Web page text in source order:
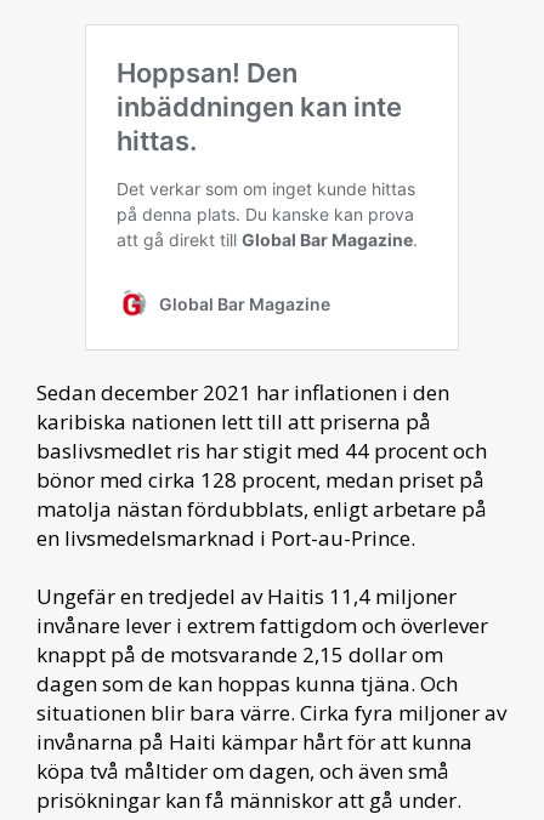
Sedan december 2021 har inflationen i den
karibiska nationen lett till att priserna på
baslivsmedlet ris har stigit med 44 procent och
bönor med cirka 128 procent, medan priset på
matolja nästan fördubblats, enligt arbetare på
en livsmedelsmarknad i Port-au-Prince.
Ungefär en tredjedel av Haitis 11,4 miljoner
invånare lever i extrem fattigdom och överlever
knappt på de motsvarande 2,15 dollar om
dagen som de kan hoppas kunna tjäna. Och
situationen blir bara värre. Cirka fyra miljoner av
invånarna på Haiti kämpar hårt för att kunna
köpa två måltider om dagen, och även små
prisökningar kan få människor att gå under.